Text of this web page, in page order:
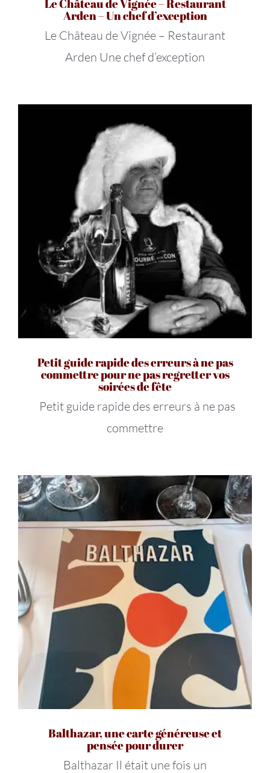
Le Château de Vignée – Restaurant
Arden – Un chef d’exception
Le Château de Vignée – Restaurant
Arden Une chef d’exception
Petit guide rapide des erreurs à ne pas
commettre pour ne pas regretter vos
soirées de fête
Petit guide rapide des erreurs à ne pas
commettre
Balthazar, une carte généreuse et
pensée pour durer
Balthazar Il était une fois un